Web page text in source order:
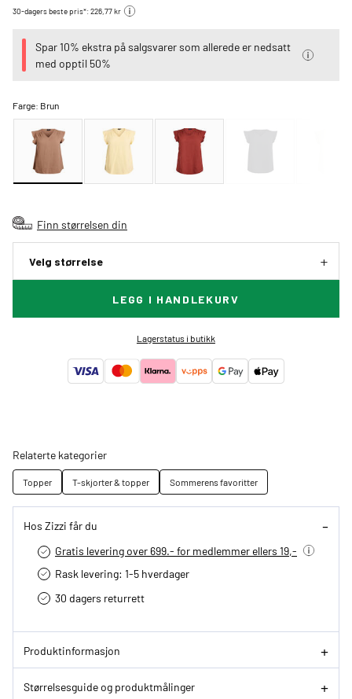
30-dagers beste pris*: 226,77 kr
Spar 10% ekstra på salgsvarer som allerede er nedsatt
med opptil 50%
Farge: Brun
Finn størrelsen din
Velg størrelse
LEGG I HANDLEKURV
Lagerstatus i butikk
Relaterte kategorier
Topper T-skjorter & topper Sommerens favoritter
Hos Zizzi får du
Gratis levering over 699.- for medlemmer ellers 19,-
Rask levering: 1-5 hverdager
30 dagers returrett
Produktinformasjon
Størrelsesguide og produktmålinger